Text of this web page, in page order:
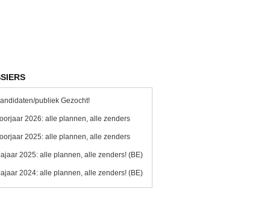
publiek Gezocht!
2026: alle plannen, alle zenders
2025: alle plannen, alle zenders
2025: alle plannen, alle zenders! (BE)
2024: alle plannen, alle zenders! (BE)